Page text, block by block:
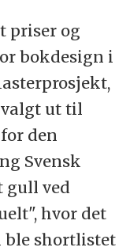
priser og
bokdesign i
ut til
den
Svensk
gull ved
hvor det
ble shortlistet